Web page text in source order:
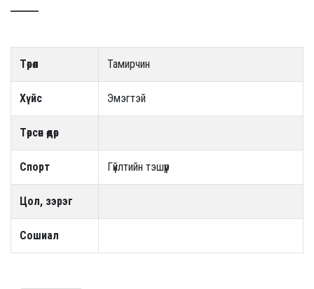
Төрөл Тамирчин
Хүйс Эмэгтэй
Төрсөн өдөр
Спорт Гүйлтийн тэшүүр
Цол, зэрэг
Сошиал